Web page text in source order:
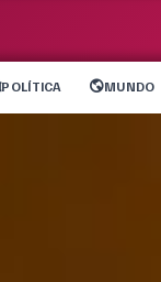
POLÍTICA MUNDO